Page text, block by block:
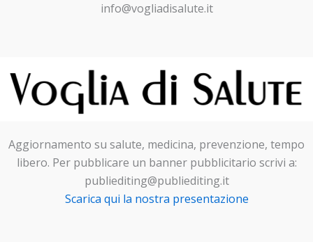
info@vogliadisalute.it
Aggiornamento su salute, medicina, prevenzione, tempo
libero. Per pubblicare un banner pubblicitario scrivi a:
publiediting@publiediting.it
Scarica qui la nostra presentazione